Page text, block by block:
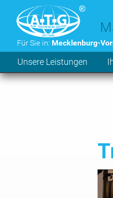
Zum Hauptinhalt der Seite
Für Sie in: Mecklenburg-
Unsere Leistungen